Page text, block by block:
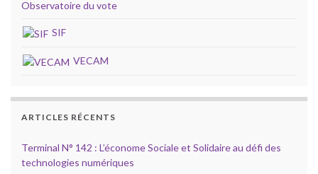
Observatoire du vote
SIF
VECAM
ARTICLES RÉCENTS
Terminal N° 142 : L’économe Sociale et Solidaire au défi des
technologies numériques